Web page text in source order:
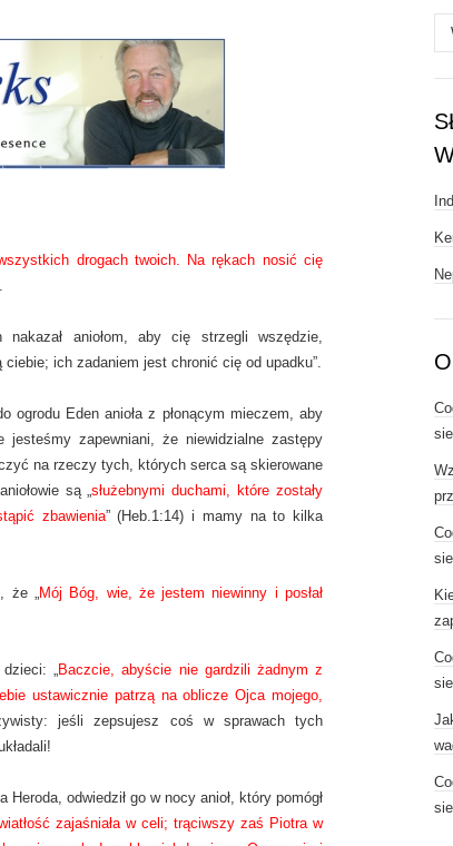
drogach twoich. Na rękach nosić cię
aniołom, aby cię strzegli wszędzie,
ciebie; ich zadaniem jest chronić cię od upadku”.
ogrodu Eden anioła z płonącym mieczem, aby
zapewniani, że niewidzialne zastępy
na rzeczy tych, których serca są skierowane
są „służebnymi duchami, które zostały
zbawienia” (Heb.1:14) i mamy na to kilka
że „Mój Bóg, wie, że jestem niewinny i posłał
„Baczcie, abyście nie gardzili żadnym z
ustawicznie patrzą na oblicze Ojca mojego,
jeśli zepsujesz coś w sprawach tych
odwiedził go w nocy anioł, który pomógł
zajaśniała w celi; trąciwszy zaś Piotra w